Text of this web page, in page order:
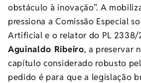
obstáculo à inovação”. A
pressiona a Comissão Especial
Artificial e o relator do PL
Aguinaldo Ribeiro, a preservar
capítulo considerado robusto
pedido é para que a legislação